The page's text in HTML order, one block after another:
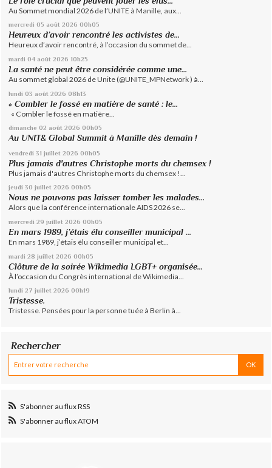
Au Sommet mondial 2026 de l’UNITE à Manille, aux...
mercredi 05 août 2026 00h05
Heureux d’avoir rencontré les activistes de...
Heureux d’avoir rencontré, à l’occasion du sommet de...
mardi 04 août 2026 10h25
La santé ne peut être considérée comme une...
Au sommet global 2026 de Unite (@UNITE_MPNetwork ) à...
lundi 03 août 2026 08h13
« Combler le fossé en matière de santé : le...
« Combler le fossé en matière...
dimanche 02 août 2026 00h05
Au UNIT& Global Summit à Manille dès demain !
vendredi 31 juillet 2026 00h05
Plus jamais d'autres Christophe morts du chemsex !
Plus jamais d'autres Christophe morts du chemsex !...
jeudi 30 juillet 2026 00h05
Nous ne pouvons pas laisser tomber les malades...
Alors que la conférence internationale AIDS 2026 se...
mercredi 29 juillet 2026 00h05
En mars 1989, j’étais élu conseiller municipal ...
En mars 1989, j’étais élu conseiller municipal et...
mardi 28 juillet 2026 00h05
Clôture de la soirée Wikimedia LGBT+ organisée...
À l’occasion du Congrès international de Wikimedia...
lundi 27 juillet 2026 00h19
Tristesse.
Tristesse. Pensées pour la personne tuée à Berlin à...
Rechercher
S'abonner au flux RSS
S'abonner au flux ATOM